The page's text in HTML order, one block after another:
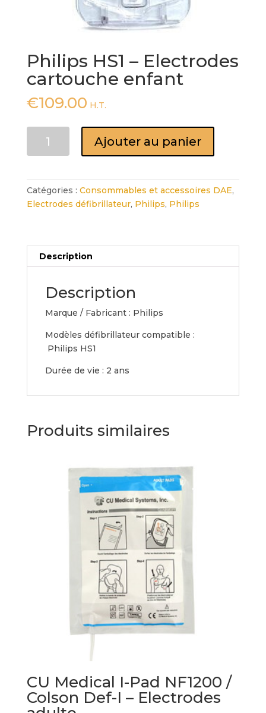
Philips HS1 – Electrodes
cartouche enfant
€109.00 H.T.
-
Electrodes
Ajouter au panier
Catégories : Consommables et accessoires DAE,
Electrodes défibrillateur, Philips, Philips
Description
Description
Marque / Fabricant : Philips
Modèles défibrillateur compatible :
Philips HS1
Durée de vie : 2 ans
Produits similaires
CU Medical I-Pad NF1200 /
Colson Def-I – Electrodes